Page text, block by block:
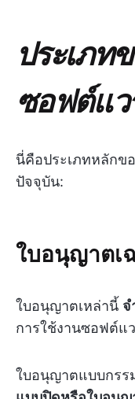
ประเภท
ซอฟต์แ
นี่คือประเภทหลักข
ปัจจุบัน:
ใบอนุญาตเ
ใบอนุญาตเหล่านี้ จ
การใช้งานซอฟต์แ
ใบอนุญาตแบบกรร